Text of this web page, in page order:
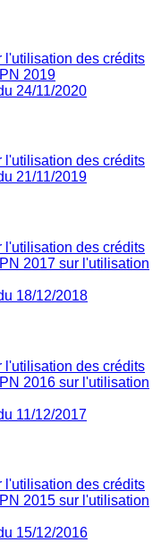
l'utilisation des crédits
2019
24/11/2020
l'utilisation des crédits
21/11/2019
l'utilisation des crédits
2017 sur l'utilisation
18/12/2018
l'utilisation des crédits
2016 sur l'utilisation
11/12/2017
l'utilisation des crédits
2015 sur l'utilisation
15/12/2016